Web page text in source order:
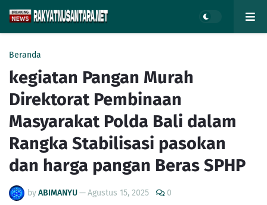
Beranda
kegiatan Pangan Murah
Direktorat Pembinaan
Masyarakat Polda Bali dalam
Rangka Stabilisasi pasokan
dan harga pangan Beras SPHP
byABIMANYU—Agustus 15, 2025 0